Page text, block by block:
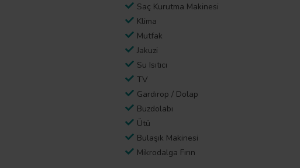
Saç Kurutma Makinesi
Klima
Mutfak
Jakuzi
Su Isıtıcı
TV
Gardırop / Dolap
Buzdolabı
Ütü
Bulaşık Makinesi
Mikrodalga Fırın